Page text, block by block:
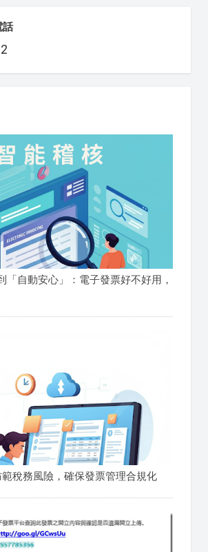
話
「自動安心」：電子發票好不好用，
稅務風險，確保發票管理合規化